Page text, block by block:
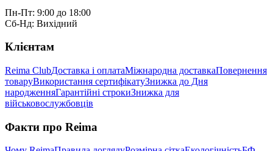
Пн-Пт: 9:00 до 18:00
Сб-Нд: Вихідний
Клієнтам
Reima ClubДоставка і оплатаМіжнародна доставкаПовернення
товаруВикористання сертифікатуЗнижка до Дня
народженняГарантійні строкиЗнижка для
військовослужбовців
Факти про Reima